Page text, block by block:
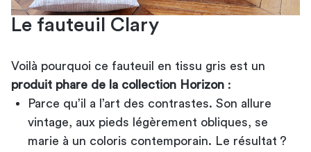
Le fauteuil Clary
Voilà pourquoi ce fauteuil en tissu gris est un
produit phare de la collection Horizon :
Parce qu’il a l’art des contrastes. Son allure
vintage, aux pieds légèrement obliques, se
marie à un coloris contemporain. Le résultat ?